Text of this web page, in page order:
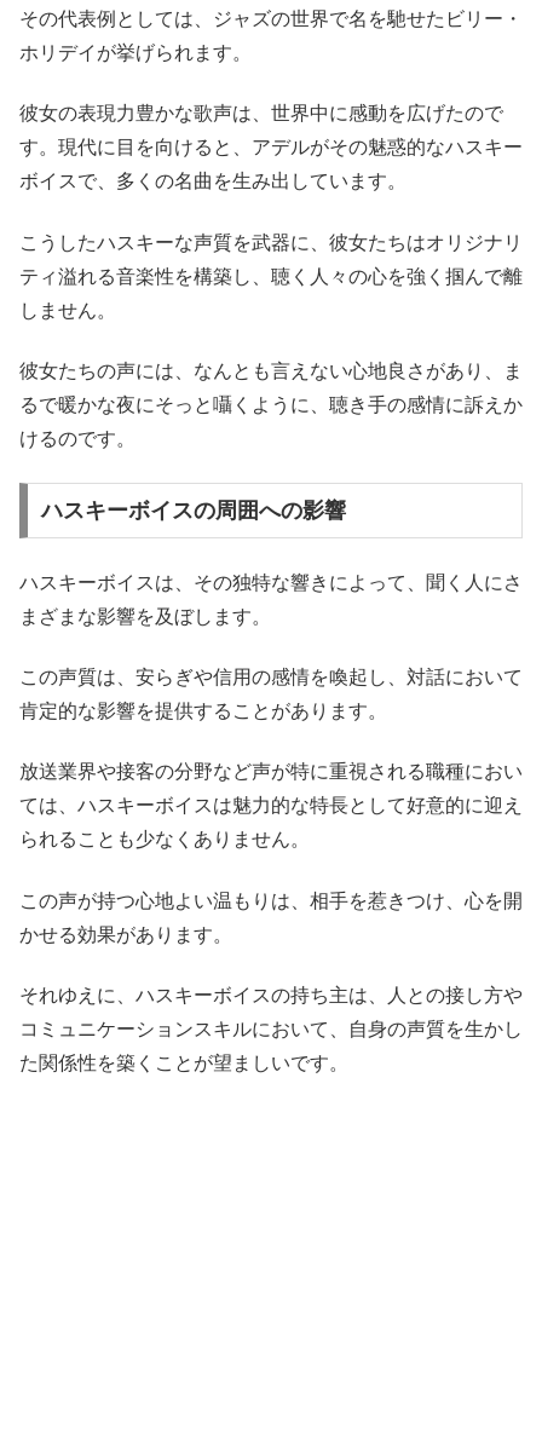
その代表例としては、ジャズの世界で名を馳せたビリー・
ホリデイが挙げられます。
彼女の表現力豊かな歌声は、世界中に感動を広げたので
す。現代に目を向けると、アデルがその魅惑的なハスキー
ボイスで、多くの名曲を生み出しています。
こうしたハスキーな声質を武器に、彼女たちはオリジナリ
ティ溢れる音楽性を構築し、聴く人々の心を強く掴んで離
しません。
彼女たちの声には、なんとも言えない心地良さがあり、ま
るで暖かな夜にそっと囁くように、聴き手の感情に訴えか
けるのです。
ハスキーボイスの周囲への影響
ハスキーボイスは、その独特な響きによって、聞く人にさ
まざまな影響を及ぼします。
この声質は、安らぎや信用の感情を喚起し、対話において
肯定的な影響を提供することがあります。
放送業界や接客の分野など声が特に重視される職種におい
ては、ハスキーボイスは魅力的な特長として好意的に迎え
られることも少なくありません。
この声が持つ心地よい温もりは、相手を惹きつけ、心を開
かせる効果があります。
それゆえに、ハスキーボイスの持ち主は、人との接し方や
コミュニケーションスキルにおいて、自身の声質を生かし
た関係性を築くことが望ましいです。